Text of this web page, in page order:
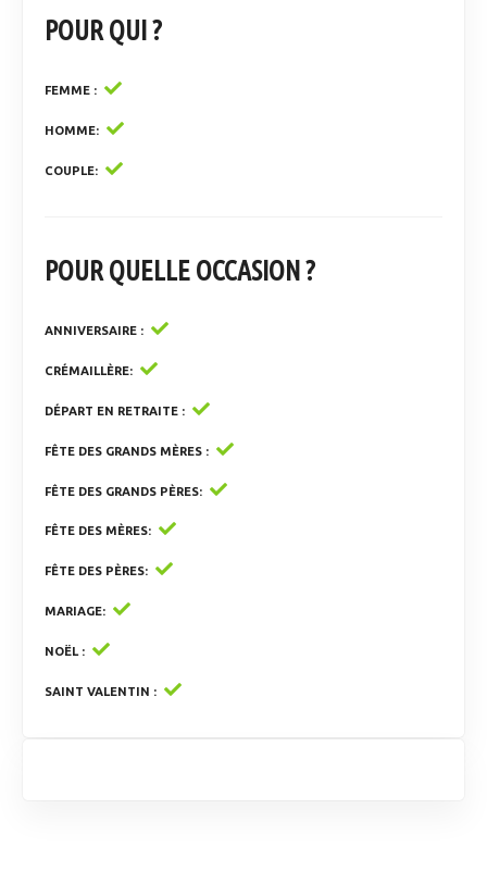
POUR QUI ?
FEMME
HOMME
COUPLE
POUR QUELLE OCCASION ?
ANNIVERSAIRE
CRÉMAILLÈRE
DÉPART EN RETRAITE
FÊTE DES GRANDS MÈRES
FÊTE DES GRANDS PÈRES
FÊTE DES MÈRES
FÊTE DES PÈRES
MARIAGE
NOËL
SAINT VALENTIN